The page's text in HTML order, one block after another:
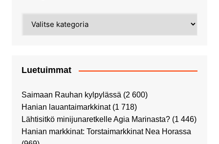
Luetuimmat
Saimaan Rauhan kylpylässä (2 600)
Hanian lauantaimarkkinat (1 718)
Lähtisitkö minijunaretkelle Agia Marinasta? (1 446)
Hanian markkinat: Torstaimarkkinat Nea Horassa